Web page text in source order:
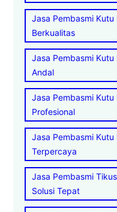
Jasa Pembasmi Kutu
Berkualitas
Jasa Pembasmi
Andal
Jasa Pembasmi
Profesional
Jasa Pembasmi
Terpercaya
Jasa Pembasmi
Solusi Tepat